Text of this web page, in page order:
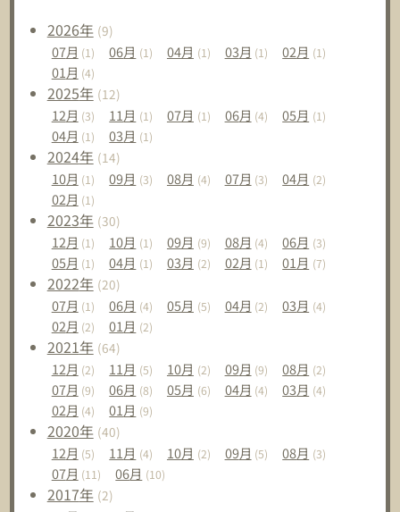
2026年 (9)
07月 (1) 06月 (1) 04月 (1) 03月 (1) 02月 (1)
01 月 (4)
2025年 (12)
12月 (3) 11 月 (1) 07月 (1) 06月 (4) 05月 (1)
04月 (1) 03月 (1)
2024年 (14)
10月 (1) 09月 (3) 08月 (4) 07月 (3) 04月 (2)
02月 (1)
2023年 (30)
12月 (1) 10月 (1) 09月 (9) 08月 (4) 06月 (3)
05月 (1) 04月 (1) 03月 (2) 02月 (1) 01 月 (7)
2022年 (20)
07月 (1) 06月 (4) 05月 (5) 04月 (2) 03月 (4)
02月 (2) 01 月 (2)
2021年 (64)
12月 (2) 11 月 (5) 10月 (2) 09月 (9) 08月 (2)
07月 (9) 06月 (8) 05月 (6) 04月 (4) 03月 (4)
02月 (4) 01 月 (9)
2020年 (40)
12月 (5) 11 月 (4) 10月 (2) 09月 (5) 08月 (3)
07月 (11) 06月 (10)
2017年 (2)